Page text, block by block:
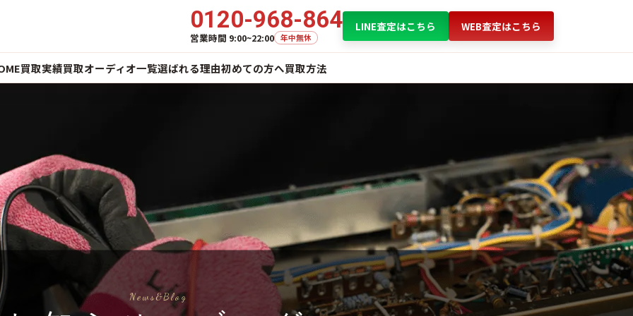
0120-968-864
営業時間 9:00~22:00 年中無休
LINE査定はこちら WEB査定はこちら
買取実績買取オーディオ一覧選ばれる理由初めての方へ買取方法
News&Blog